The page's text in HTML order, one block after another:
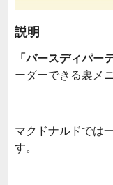
説明
「バースディパー
ーダーできる裏メ
マクドナルドでは
す。